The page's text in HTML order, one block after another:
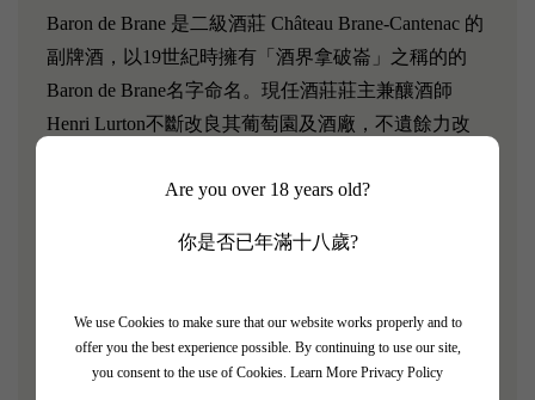
Are you over 18 years old?
你是否已年滿十八歲?
We use Cookies to make sure that our website works properly and to
offer you the best experience possible. By continuing to use our site,
you consent to the use of Cookies. Learn More Privacy Policy
Baron de Brane 是二級酒莊 Château Brane-Cantenac 的
副牌酒，以19世紀時擁有「酒界拿破崙」之稱的的
Baron de Brane名字命名。現任酒莊莊主兼釀酒師
Henri Lurton不斷改良其葡萄園及酒廠，不遺餘力改
穩定見稱 ，收成佳年份依然能夠展現獨特的風土特
郁的的花香，紅色水果和黑色水果香味，葡萄酒更帶
有黑朱古力 和皮革的味道！經過實試記錄，葡萄酒